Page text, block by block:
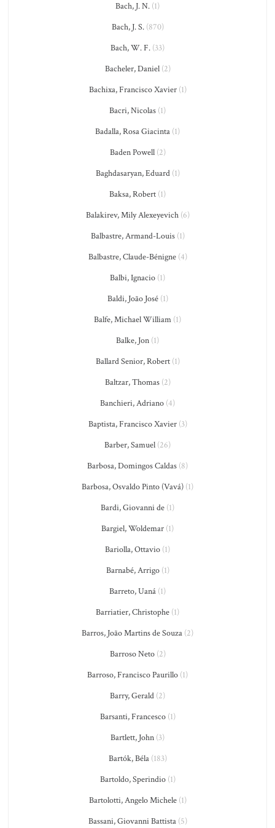
Bach, J. N. (1)
Bach, J. S.(870)
Bach, W. F. (33)
Bacheler, Daniel(2)
Bachixa, Francisco Xavier(1)
Bacri, Nicolas (1)
Badalla, Rosa Giacinta (1)
Baden Powell(2)
Baghdasaryan, Eduard(1)
Baksa, Robert (1)
Balakirev, Mily Alexeyevich(6)
Balbastre, Armand-Louis(1)
Balbastre, Claude-Bénigne(4)
Balbi, Ignacio (1)
Baldi, João José(1)
Balfe, Michael William (1)
Balke, Jon (1)
Ballard Senior, Robert(1)
Baltzar, Thomas(2)
Banchieri, Adriano (4)
Baptista, Francisco Xavier(3)
Barber, Samuel (26)
Barbosa, Domingos Caldas (8)
Barbosa, Osvaldo Pinto (Vavá) (1)
Bardi, Giovanni de (1)
Bargiel, Woldemar (1)
Bariolla, Ottavio (1)
Barnabé, Arrigo(1)
Barreto, Uaná (1)
Barriatier, Christophe (1)
Barros, João Martins de Souza (2)
Barroso Neto(2)
Barroso, Francisco Paurillo (1)
Barry, Gerald (2)
Barsanti, Francesco(1)
Bartlett, John (3)
Bartók, Béla(183)
Bartoldo, Sperindio(1)
Bartolotti, Angelo Michele(1)
Bassani, Giovanni Battista(5)